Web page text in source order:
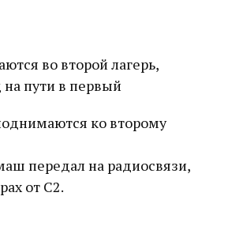
во второй лагерь,
пути в первый
ко второму
передал на радиосвязи,
от С2.